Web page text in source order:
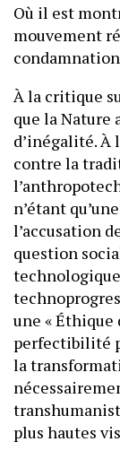
Où il est
mouvement
À la critique
que la Nature
d’inégalité. À
contre la
n’étant
l’accusation
question
une « Éthique
perfectibilité
la
plus hautes